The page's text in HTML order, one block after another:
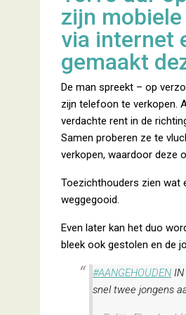
zijn
via internet
gemaakt
De man spreekt – op
zijn telefoon te verkopen.
verdachte rent in de
Samen proberen ze te
verkopen, waardoor deze
Toezichthouders zien wat
weggegooid.
Even later kan het duo
bleek ook gestolen en de
#AANGEHOUDEN IN
snel twee jongens